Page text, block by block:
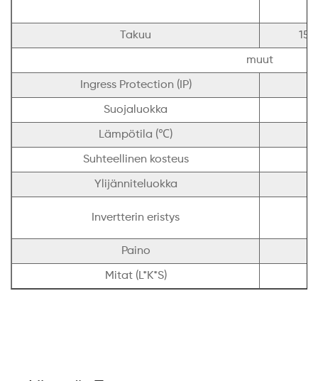
Takuu 15
muut
Ingress Protection (IP)
Suojaluokka
Lämpötila (℃)
Suhteellinen kosteus
Ylijänniteluokka
Invertterin eristys
Paino
Mitat (L*K*S)